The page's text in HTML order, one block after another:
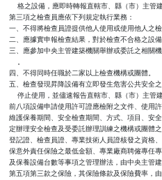
格之設備，應即時轉報直轄市、縣（市）主管
第三項之檢查員應依下列規定執行業務：
一、不得將檢查員證提供他人使用或使用他人之檢
二、應據實申報檢查結果，對於檢查不合格之設備
三、應參加中央主管建築機關舉辦或委託之相關
    。
四、不得同時任職於二家以上檢查機構或團體。
五、檢查發現昇降設備有立即發生危害公共安全
停止使用，並儘速報告直轄市、縣（市）主管
前八項設備申請使用許可證應檢附之文件、使用許
維護保養期間、安全檢查期間、方式、項目、安
定辦理安全檢查及受委託辦理訓練之機構或團體
登記證、檢查員證、專業技術人員證核發之資格
保意外責任保險之最低金額、專業廠商聘僱專任
及保養設備台數等事項之管理辦法，由中央主管建
第五項第三款之保險，其保險條款及保險費率，